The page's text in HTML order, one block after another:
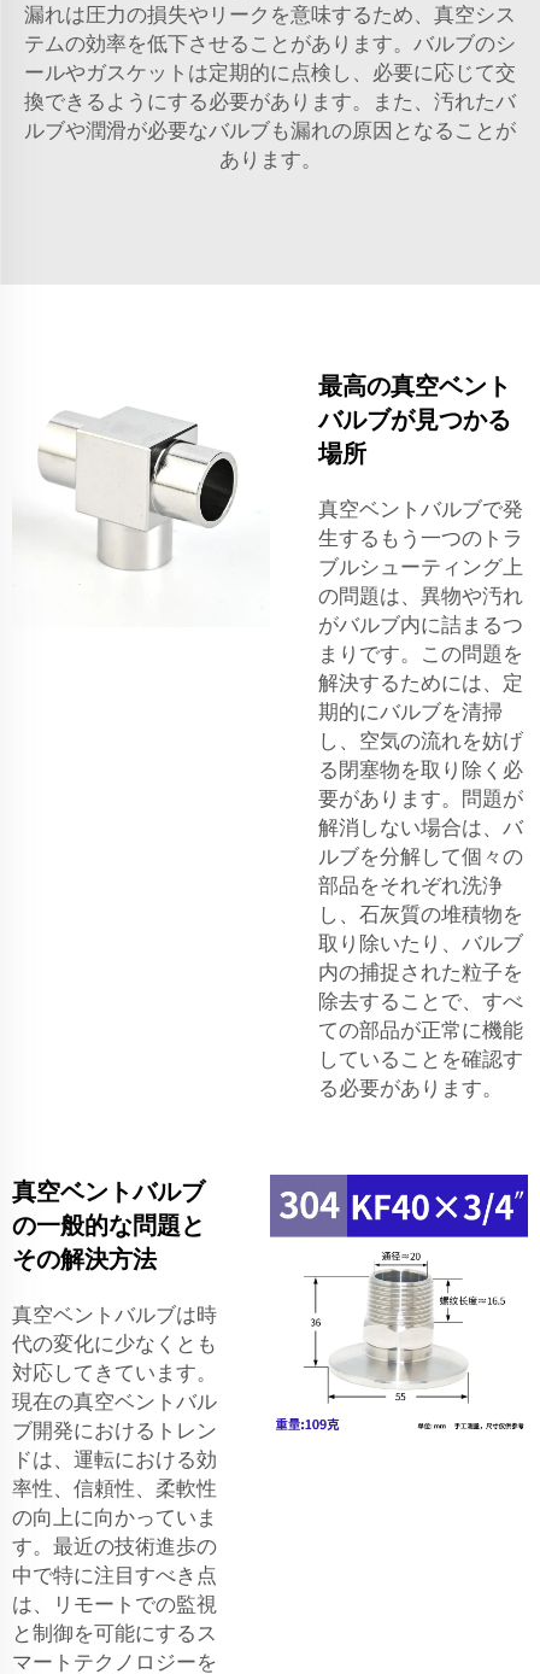
漏れは圧力の損失やリークを意味するため、真空シス
テムの効率を低下させることがあります。バルブのシ
ールやガスケットは定期的に点検し、必要に応じて交
換できるようにする必要があります。また、汚れたバ
ルブや潤滑が必要なバルブも漏れの原因となることが
あります。
最高の真空ベント
バルブが見つかる
場所
真空ベントバルブで発
生するもう一つのトラ
ブルシューティング上
の問題は、異物や汚れ
がバルブ内に詰まるつ
まりです。この問題を
解決するためには、定
期的にバルブを清掃
し、空気の流れを妨げ
る閉塞物を取り除く必
要があります。問題が
解消しない場合は、バ
ルブを分解して個々の
部品をそれぞれ洗浄
し、石灰質の堆積物を
取り除いたり、バルブ
内の捕捉された粒子を
除去することで、すべ
ての部品が正常に機能
していることを確認す
る必要があります。
真空ベントバルブ
の一般的な問題と
その解決方法
真空ベントバルブは時
代の変化に少なくとも
対応してきています。
現在の真空ベントバル
ブ開発におけるトレン
ドは、運転における効
率性、信頼性、柔軟性
の向上に向かっていま
す。最近の技術進歩の
中で特に注目すべき点
は、リモートでの監視
と制御を可能にするス
マートテクノロジーを